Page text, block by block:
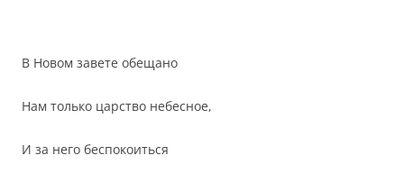
В Новом завете обещано
Нам только царство небесное,
И за него беспокоиться